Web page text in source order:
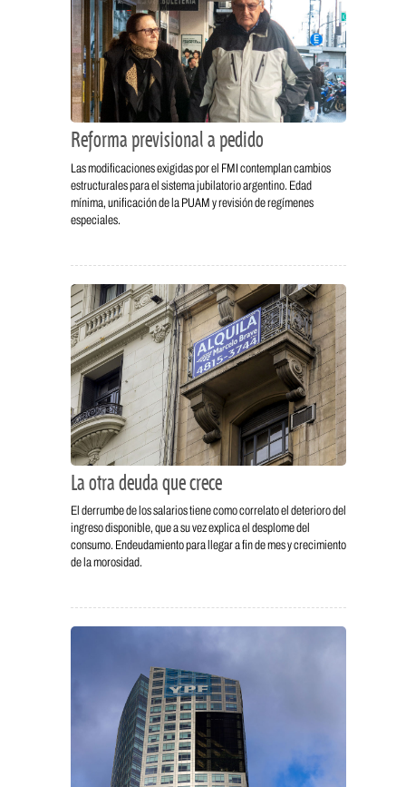
Reforma previsional a pedido
Las modificaciones exigidas por el FMI contemplan cambios
estructurales para el sistema jubilatorio argentino. Edad
mínima, unificación de la PUAM y revisión de regímenes
especiales.
La otra deuda que crece
El derrumbe de los salarios tiene como correlato el deterioro del
ingreso disponible, que a su vez explica el desplome del
consumo. Endeudamiento para llegar a fin de mes y crecimiento
de la morosidad.